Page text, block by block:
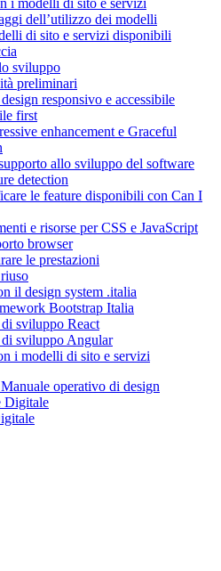
dell’utilizzo dei modelli
di sito e servizi disponibili
sviluppo
preliminari
responsivo e accessibile
first
enhancement e Graceful
allo sviluppo del software
detection
le feature disponibili con Can I
e risorse per CSS e JavaScript
browser
le prestazioni
il design system .italia
Bootstrap Italia
sviluppo React
sviluppo Angular
i modelli di sito e servizi
operativo di design